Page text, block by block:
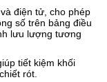
điện tử, cho phép
số trên bảng điều
lưu lượng tương
tiết kiệm khối
rót.